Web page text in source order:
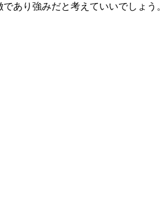
あり強みだと考えていいでしょう。